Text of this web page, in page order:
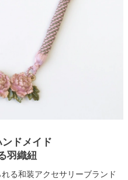
ドメイド
羽織紐
る和装アクセサリーブランド